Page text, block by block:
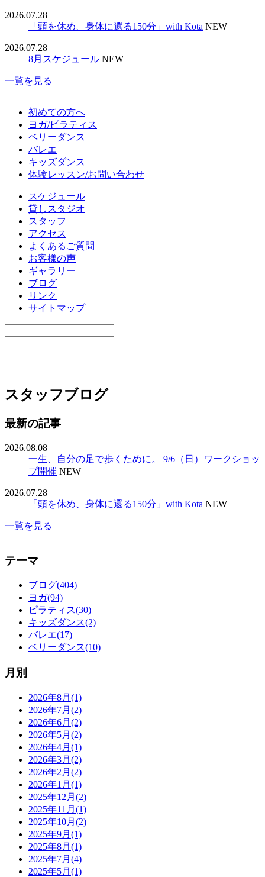
2026.07.28
「頭を休め、身体に還る150分」with Kota NEW
2026.07.28
8月スケジュール NEW
一覧を見る
初めての方へ
ヨガ/ピラティス
ベリーダンス
バレエ
キッズダンス
体験レッスン/お問い合わせ
スケジュール
貸しスタジオ
スタッフ
アクセス
よくあるご質問
お客様の声
ギャラリー
ブログ
リンク
サイトマップ
スタッフブログ
最新の記事
2026.08.08
一生、自分の足で歩くために。 9/6（日）ワークショッ
プ開催 NEW
2026.07.28
「頭を休め、身体に還る150分」with Kota NEW
一覧を見る
テーマ
ブログ(404)
ヨガ(94)
ピラティス(30)
キッズダンス(2)
バレエ(17)
ベリーダンス(10)
月別
2026年8月(1)
2026年7月(2)
2026年6月(2)
2026年5月(2)
2026年4月(1)
2026年3月(2)
2026年2月(2)
2026年1月(1)
2025年12月(2)
2025年11月(1)
2025年10月(2)
2025年9月(1)
2025年8月(1)
2025年7月(4)
2025年5月(1)